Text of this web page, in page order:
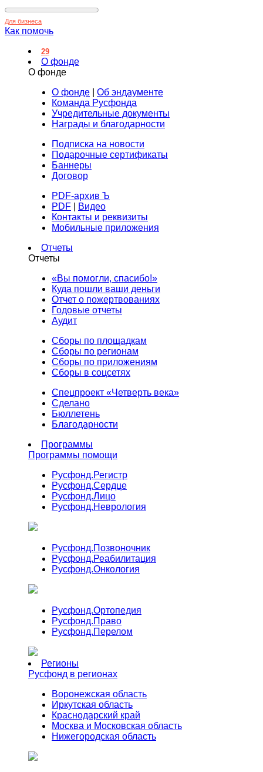
Для бизнеса
Как помочь
29
О фонде
О фонде
О фонде
Об эндаументе
Команда Русфонда
Учредительные документы
Награды и благодарности
Подписка на новости
Подарочные сертификаты
Баннеры
Договор
PDF-архив Ъ
PDF
Видео
Контакты и реквизиты
Мобильные приложения
Отчеты
Отчеты
«Вы помогли, спасибо!»
Куда пошли ваши деньги
Отчет о пожертвованиях
Годовые отчеты
Аудит
Сборы по площадкам
Сборы по регионам
Сборы по приложениям
Сборы в соцсетях
Спецпроект «Четверть века»
Сделано
Бюллетень
Благодарности
Программы
Программы помощи
Русфонд.Регистр
Русфонд.Сердце
Русфонд.Лицо
Русфонд.Неврология
Русфонд.Позвоночник
Русфонд.Реабилитация
Русфонд.Онкология
Русфонд.Ортопедия
Русфонд.Право
Русфонд.Перелом
Регионы
Русфонд в регионах
Воронежская область
Иркутская область
Краснодарский край
Москва и Московская область
Нижегородская область